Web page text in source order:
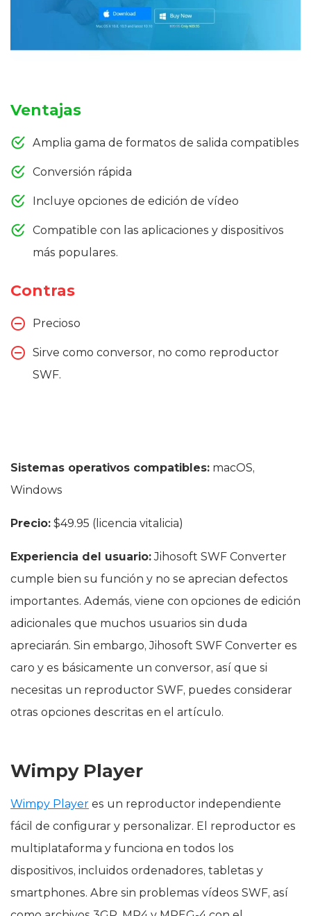
Ventajas
Amplia gama de formatos de salida compatibles
Conversión rápida
Incluye opciones de edición de vídeo
Compatible con las aplicaciones y dispositivos
más populares.
Contras
Precioso
Sirve como conversor, no como reproductor
SWF.
Sistemas operativos compatibles: macOS,
Windows
Precio: $49.95 (licencia vitalicia)
Experiencia del usuario:Jihosoft SWF Converter
cumple bien su función y no se aprecian defectos
importantes. Además, viene con opciones de edición
adicionales que muchos usuarios sin duda
apreciarán. Sin embargo, Jihosoft SWF Converter es
caro y es básicamente un conversor, así que si
necesitas un reproductor SWF, puedes considerar
otras opciones descritas en el artículo.
Wimpy Player
Wimpy Player es un reproductor independiente
fácil de configurar y personalizar. El reproductor es
multiplataforma y funciona en todos los
dispositivos, incluidos ordenadores, tabletas y
smartphones. Abre sin problemas vídeos SWF, así